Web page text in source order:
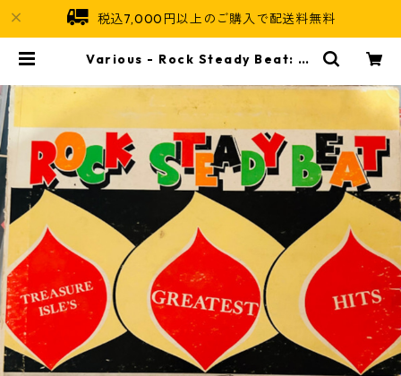
税込7,000円以上のご購入で配送料無料
Various - Rock Steady Beat: Tr
P-70016】 | Jamaican Soul